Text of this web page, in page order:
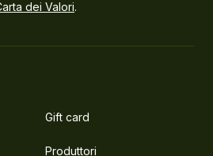
dei Valori.
Gift card
Produttori